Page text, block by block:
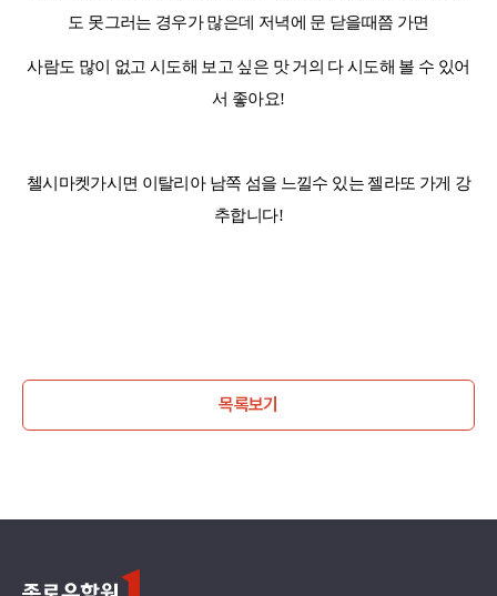
도 못그러는 경우가 많은데 저녁에 문 닫을때쯤 가면
사람도 많이 없고 시도해 보고 싶은 맛 거의 다 시도해 볼 수 있어
서 좋아요!
첼시마켓가시면 이탈리아 남쪽 섬을 느낄수 있는 젤라또 가게 강
추합니다!
목록보기